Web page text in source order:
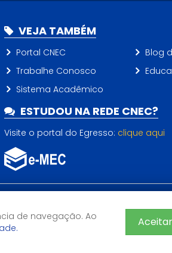
VEJA TAMBÉM
Portal CNEC
Blog
Trabalhe Conosco
Sistema Acadêmico
ESTUDOU NA REDE CNEC?
Visite o portal do Egresso: clique aqui
CNEC 2026 -
de navegação. Ao